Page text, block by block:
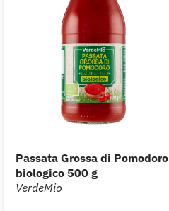
Passata Grossa di Pomodoro
biologico 500 g
VerdeMio